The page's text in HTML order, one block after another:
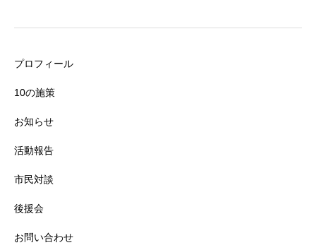
プロフィール
10の施策
お知らせ
活動報告
市民対談
後援会
お問い合わせ